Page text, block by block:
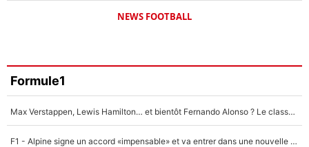
NEWS FOOTBALL
Formule1
Max Verstappen, Lewis Hamilton… et bientôt Fernando Alonso ? Le classement des pilotes les mieux payés en Formule 1 risque de changer !
F1 - Alpine signe un accord «impensable» et va entrer dans une nouvelle dimension : Grande nouvelle pour Pierre Gasly !